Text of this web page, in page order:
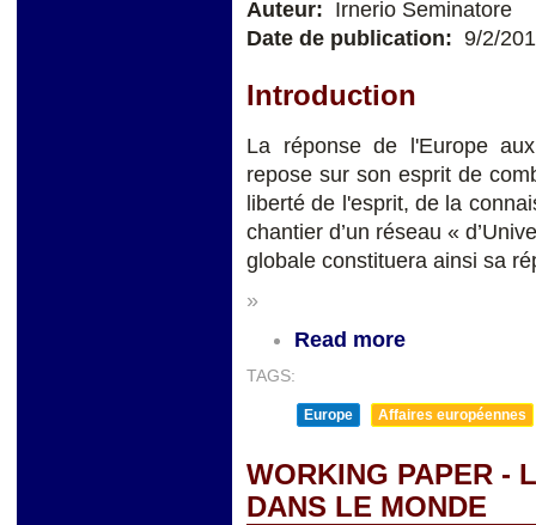
Auteur: Irnerio Seminatore
Date de publication: 9/2/
Introduction
La réponse de l'Europe
repose sur son esprit de
liberté de l'esprit, de la
chantier d’un réseau «
globale constituera ainsi sa
»
Read more
TAGS:
Europe Affaires européennes
WORKING PAPER -
DANS LE MONDE